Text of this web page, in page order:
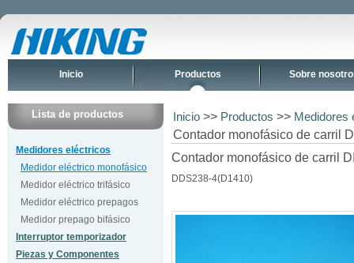
Inicio Productos Sobre
Lista de productos
Medidores eléctricos
Medidor eléctrico monofásico
Medidor eléctrico trifásico
Medidor eléctrico prepagos
Medidor prepago bifásico
Interruptor temporizador
Piezas y Componentes
Inicio >> Productos >> Medidores
Contador monofásico de carril
Contador monofásico de carril
DDS238-4(D1410)